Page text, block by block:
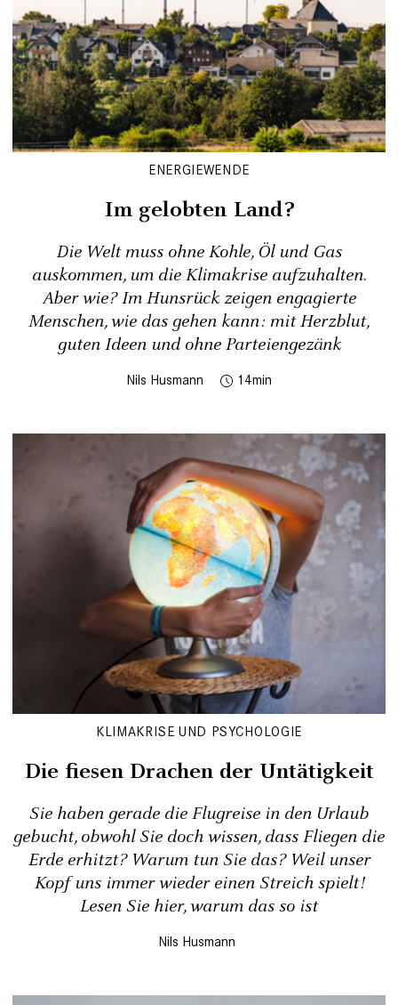
ENERGIEWENDE
Im gelobten Land?
Die Welt muss ohne Kohle, Öl und Gas
auskommen, um die Klimakrise aufzuhalten.
Aber wie? Im Hunsrück zeigen ­engagierte
Menschen, wie das gehen kann: mit Herzblut,
guten Ideen und ohne Parteiengezänk
Nils Husmann 14
KLIMAKRISE UND PSYCHOLOGIE
Die fiesen Drachen der Untätigkeit
Sie haben gerade die Flugreise in den Urlaub
gebucht, obwohl Sie doch wissen, dass Fliegen die
Erde erhitzt? Warum tun Sie das? Weil unser
Kopf uns immer wieder einen Streich spielt!
Lesen Sie hier, warum das so ist
Nils Husmann